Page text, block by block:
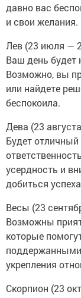
давно вас
и свои желания.
Лев (23 июля —
Ваш день будет
Возможно, вы
или найдете
беспокоила.
Дева (23
Будет отличный
усердность и
добиться
Весы (23
Возможны
которые
укрепления
Скорпион (23